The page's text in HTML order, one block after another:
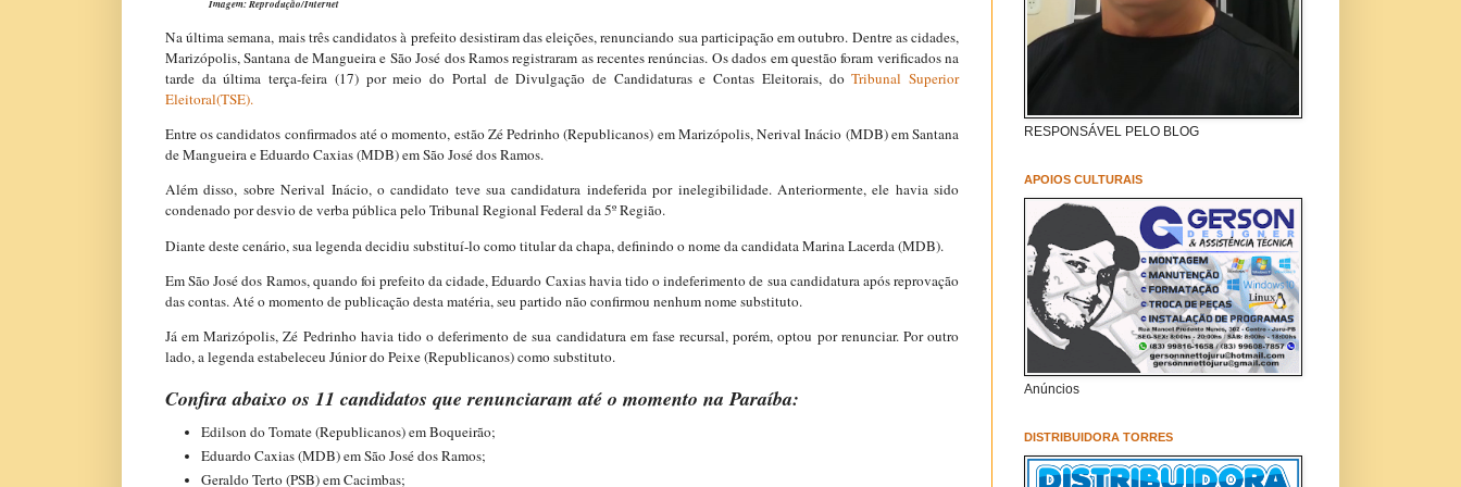
Imagem: Reprodução/Internet
Na última semana, mais três candidatos à prefeito desistiram das eleições, renunciando sua participação em outubro. Dentre as cidades,
Marizópolis, Santana de Mangueira e São José dos Ramos registraram as recentes renúncias. Os dados em questão foram verificados na
tarde da última terça-feira (17) por meio do Portal de Divulgação de Candidaturas e Contas Eleitorais, doTribunal Superior
Eleitoral(TSE).
Entre os candidatos confirmados até o momento, estão Zé Pedrinho (Republicanos) em Marizópolis, Nerival Inácio (MDB) em Santana
de Mangueira e Eduardo Caxias (MDB) em São José dos Ramos.
Além disso, sobre Nerival Inácio, o candidato teve sua candidatura indeferida por inelegibilidade. Anteriormente, ele havia sido
condenado por desvio de verba pública pelo Tribunal Regional Federal da 5º Região.
Diante deste cenário, sua legenda decidiu substituí-lo como titular da chapa, definindo o nome da candidata Marina Lacerda (MDB).
Em São José dos Ramos, quando foi prefeito da cidade, Eduardo Caxias havia tido o indeferimento de sua candidatura após reprovação
das contas. Até o momento de publicação desta matéria, seu partido não confirmou nenhum nome substituto.
Já em Marizópolis, Zé Pedrinho havia tido o deferimento de sua candidatura em fase recursal, porém, optou por renunciar. Por outro
lado, a legenda estabeleceu Júnior do Peixe (Republicanos) como substituto.
Confira abaixo os 11 candidatos que renunciaram até o momento na Paraíba:
Edilson do Tomate (Republicanos) em Boqueirão;
Eduardo Caxias (MDB) em São José dos Ramos;
Geraldo Terto (PSB) em Cacimbas;
RESPONSÁVEL PELO BLOG
APOIOS CULTURAIS
Anúncios
DISTRIBUIDORA TORRES